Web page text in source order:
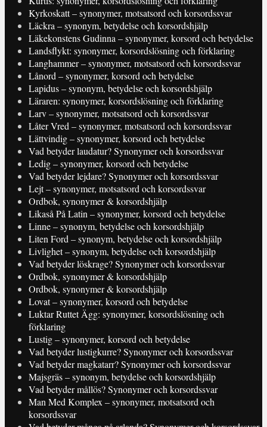
Kyrkoskatt – synonymer, motsatsord och korsordssvar
Läckra – synonym, betydelse och korsordshjälp
Läkekonstens Gudinna – synonymer, korsord och betydelse
Landsflykt: synonymer, korsordslösning och förklaring
Langhammer – synonymer, motsatsord och korsordssvar
Lånord – synonymer, korsord och betydelse
Lapidus – synonym, betydelse och korsordshjälp
Läraren: synonymer, korsordslösning och förklaring
Larv – synonymer, motsatsord och korsordssvar
Låter Vred – synonymer, motsatsord och korsordssvar
Lättvindig – synonymer, korsord och betydelse
Vad betyder laudatur? Synonymer och korsordssvar
Ledig – synonymer, korsord och betydelse
Vad betyder lejdare? Synonymer och korsordssvar
Lejt – synonymer, motsatsord och korsordssvar
Ordbok, synonymer & korsordshjälp
Likaså På Latin – synonymer, korsord och betydelse
Linne – synonym, betydelse och korsordshjälp
Liten Ford – synonym, betydelse och korsordshjälp
Livlighet – synonym, betydelse och korsordshjälp
Vad betyder löskrage? Synonymer och korsordssvar
Ordbok, synonymer & korsordshjälp
Ordbok, synonymer & korsordshjälp
Lovat – synonymer, korsord och betydelse
Luktar Ruttet Ägg: synonymer, korsordslösning och
förklaring
Lustig – synonymer, korsord och betydelse
Vad betyder lustigkurre? Synonymer och korsordssvar
Vad betyder magkatarr? Synonymer och korsordssvar
Majsgräs – synonym, betydelse och korsordshjälp
Vad betyder mållös? Synonymer och korsordssvar
Man Med Komplex – synonymer, motsatsord och
korsordssvar